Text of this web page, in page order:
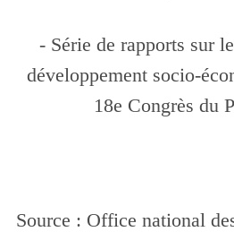
- Série de rapports sur
développement socio-
18e Congrès du
Source : Office national